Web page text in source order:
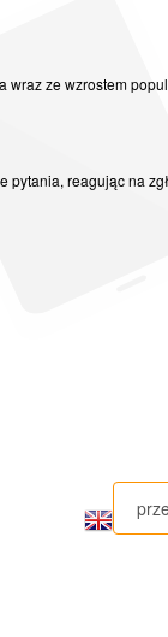
wraz ze wzrostem
reagując na